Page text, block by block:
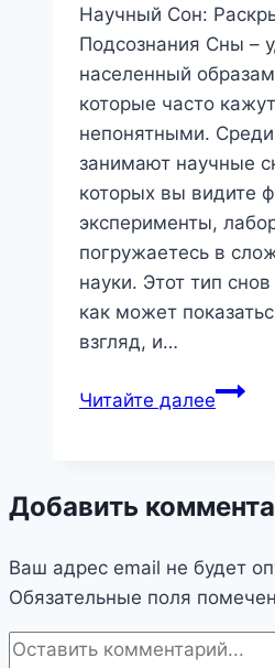
Научный Сон:
Подсознания Сны –
населенный
которые часто
непонятными.
занимают научные
которых вы видите
эксперименты,
погружаетесь в
науки. Этот тип
как может
взгляд, и…
Читайте далее
Добавить
Ваш адрес email не будет
Обязательные поля